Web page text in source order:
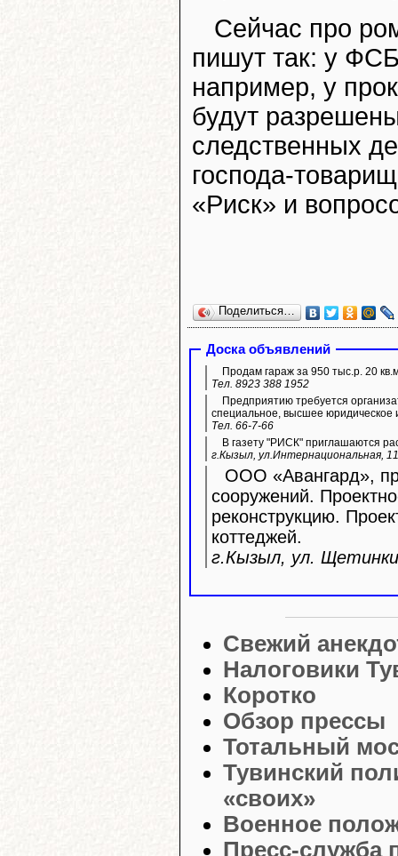
Сейчас про
пишут так: у
например, у
будут
следственных
господа-
«Риск» и
Поделиться…
Доска объявлений
Продам гараж за 950 тыс.р. 20
Тел. 8923 388 1952
Предприятию требуется
специальное, высшее юридическое
Тел. 66-7-66
В газету "РИСК" приглашаются
г.Кызыл, ул.Интернациональная,
ООО «Авангард»,
сооружений.
реконструкцию.
коттеджей.
г.Кызыл, ул.
Свежий
Налоговики
Коротко
Обзор прессы
Тотальный
Тувинский
«своих»
Военное
Пресс-служба